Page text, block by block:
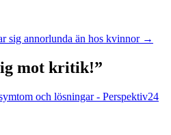
sig annorlunda än hos kvinnor →
mot kritik!”
och lösningar - Perspektiv24